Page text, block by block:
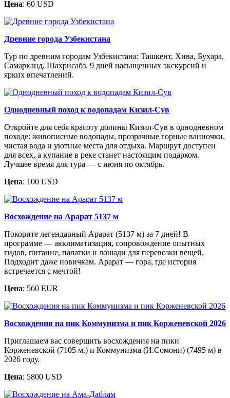
Цена: 60 USD
Древние города Узбекистана
Тур по древним городам Узбекистана: Ташкент, Хива, Бухара,
Самарканд, Шахрисабз. 9 дней насыщенных экскурсий и
ярких впечатлений.
Однодневный поход к водопадам Кизил-Сув
Откройте для себя красоту долины Кизил-Сув в однодневном
походе: живописные водопады, прозрачные горные ванночки,
чистая вода и уютные места для отдыха. Маршрут доступен
для всех, а купание в реке станет настоящим подарком.
Лучшее время для тура — с июня по октябрь.
Цена: 100 USD
Восхождение на Арарат 5137 м
Покорите легендарный Арарат (5137 м) за 7 дней! В
программе — акклиматизация, сопровождение опытных
гидов, питание, палатки и лошади для перевозки вещей.
Подходит даже новичкам. Арарат — гора, где история
встречается с мечтой!
Цена: 560 EUR
Восхождения на пик Коммунизма и пик Корженевской 2026
Приглашаем вас совершить восхождения на пики
Корженевской (7105 м.) и Коммунизма (И.Сомони) (7495 м) в
2026 году.
Цена: 5800 USD